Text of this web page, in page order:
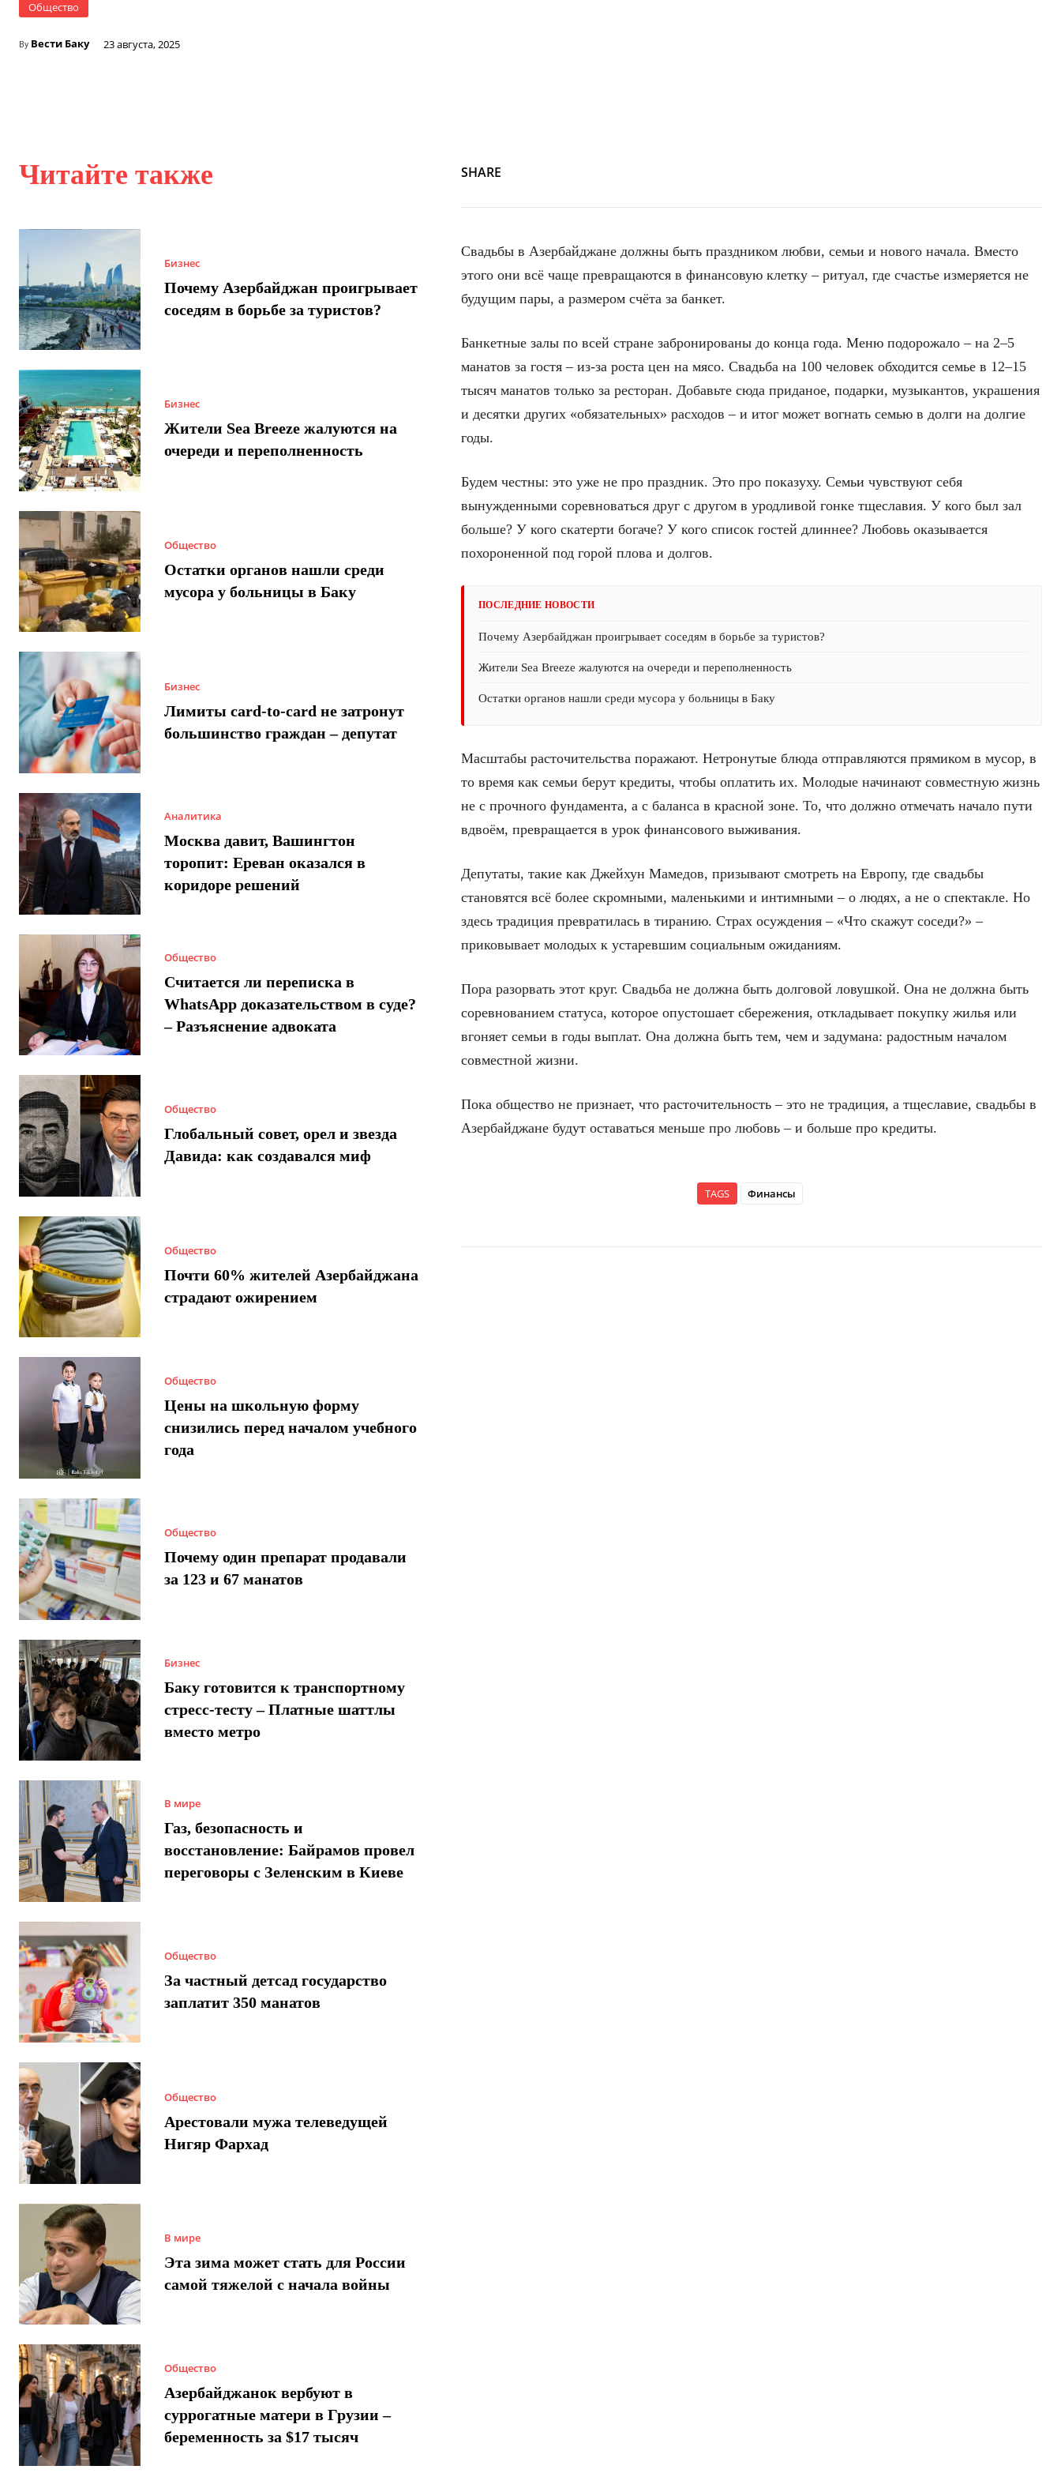
Общество
By Вести Баку 23 августа, 2025
Читайте также
Бизнес
Почему Азербайджан проигрывает
соседям в борьбе за туристов?
Бизнес
Жители Sea Breeze жалуются на
очереди и переполненность
Общество
Остатки органов нашли среди
мусора у больницы в Баку
Бизнес
Лимиты card-to-card не затронут
большинство граждан – депутат
Аналитика
Москва давит, Вашингтон
торопит: Ереван оказался в
коридоре решений
Общество
Считается ли переписка в
WhatsApp доказательством в суде?
– Разъяснение адвоката
Общество
Глобальный совет, орел и звезда
Давида: как создавался миф
Общество
Почти 60% жителей Азербайджана
страдают ожирением
Общество
Цены на школьную форму
снизились перед началом учебного
года
Общество
Почему один препарат продавали
за 123 и 67 манатов
Бизнес
Баку готовится к транспортному
стресс-тесту – Платные шаттлы
вместо метро
В мире
Газ, безопасность и
восстановление: Байрамов провел
переговоры с Зеленским в Киеве
Общество
За частный детсад государство
заплатит 350 манатов
Общество
Арестовали мужа телеведущей
Нигяр Фархад
В мире
Эта зима может стать для России
самой тяжелой с начала войны
Общество
Азербайджанок вербуют в
суррогатные матери в Грузии –
беременность за $17 тысяч
SHARE
Свадьбы в Азербайджане должны быть праздником любви, семьи и нового начала. Вместо
этого они всё чаще превращаются в финансовую клетку – ритуал, где счастье измеряется не
будущим пары, а размером счёта за банкет.
Банкетные залы по всей стране забронированы до конца года. Меню подорожало – на 2–5
манатов за гостя – из-за роста цен на мясо. Свадьба на 100 человек обходится семье в 12–15
тысяч манатов только за ресторан. Добавьте сюда приданое, подарки, музыкантов, украшения
и десятки других «обязательных» расходов – и итог может вогнать семью в долги на долгие
годы.
Будем честны: это уже не про праздник. Это про показуху. Семьи чувствуют себя
вынужденными соревноваться друг с другом в уродливой гонке тщеславия. У кого был зал
больше? У кого скатерти богаче? У кого список гостей длиннее? Любовь оказывается
похороненной под горой плова и долгов.
ПОСЛЕДНИЕ НОВОСТИ
Почему Азербайджан проигрывает соседям в борьбе за туристов?
Жители Sea Breeze жалуются на очереди и переполненность
Остатки органов нашли среди мусора у больницы в Баку
Масштабы расточительства поражают. Нетронутые блюда отправляются прямиком в мусор, в
то время как семьи берут кредиты, чтобы оплатить их. Молодые начинают совместную жизнь
не с прочного фундамента, а с баланса в красной зоне. То, что должно отмечать начало пути
вдвоём, превращается в урок финансового выживания.
Депутаты, такие как Джейхун Мамедов, призывают смотреть на Европу, где свадьбы
становятся всё более скромными, маленькими и интимными – о людях, а не о спектакле. Но
здесь традиция превратилась в тиранию. Страх осуждения – «Что скажут соседи?» –
приковывает молодых к устаревшим социальным ожиданиям.
Пора разорвать этот круг. Свадьба не должна быть долговой ловушкой. Она не должна быть
соревнованием статуса, которое опустошает сбережения, откладывает покупку жилья или
вгоняет семьи в годы выплат. Она должна быть тем, чем и задумана: радостным началом
совместной жизни.
Пока общество не признает, что расточительность – это не традиция, а тщеславие, свадьбы в
Азербайджане будут оставаться меньше про любовь – и больше про кредиты.
TAGS Финансы